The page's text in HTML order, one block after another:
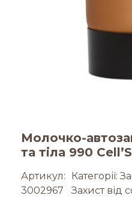
Молочко-
та тіла 990
Артикул:
3002967
Категорії:
Захист від